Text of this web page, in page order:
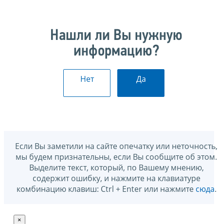
Нашли ли Вы нужную
информацию?
Нет Да
Если Вы заметили на сайте опечатку или неточность,
мы будем признательны, если Вы сообщите об этом.
Выделите текст, который, по Вашему мнению,
содержит ошибку, и нажмите на клавиатуре
комбинацию клавиш: Ctrl + Enter или нажмите сюда.
×